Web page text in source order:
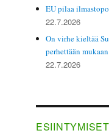
EU pilaa
22.7.2026
On virhe kieltää
perhettään
22.7.2026
ESIINTYMISET